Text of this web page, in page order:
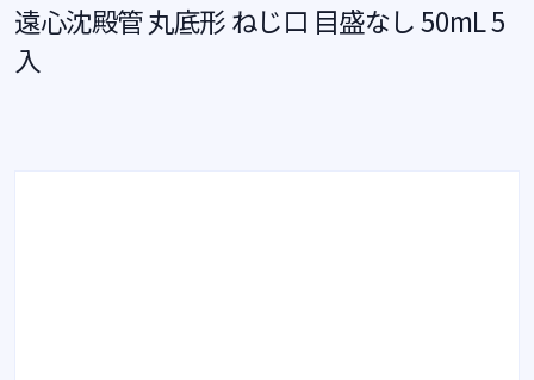
遠心沈殿管 丸底形 ねじ口 目盛なし 50mL 5
入